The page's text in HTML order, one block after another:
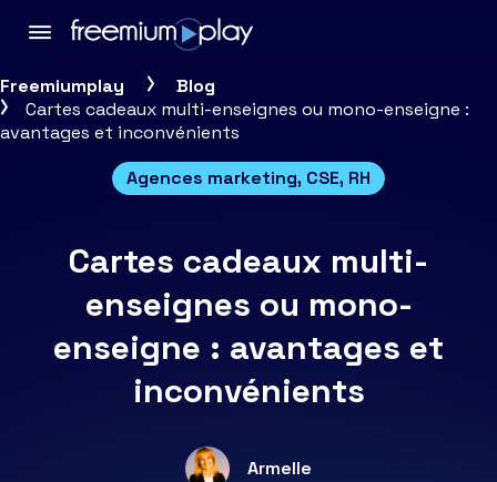
Freemiumplay
Blog
Cartes cadeaux multi-enseignes ou mono-enseigne :
avantages et inconvénients
Agences marketing, CSE, RH
Cartes cadeaux multi-
enseignes ou mono-
enseigne : avantages et
inconvénients
Armelle